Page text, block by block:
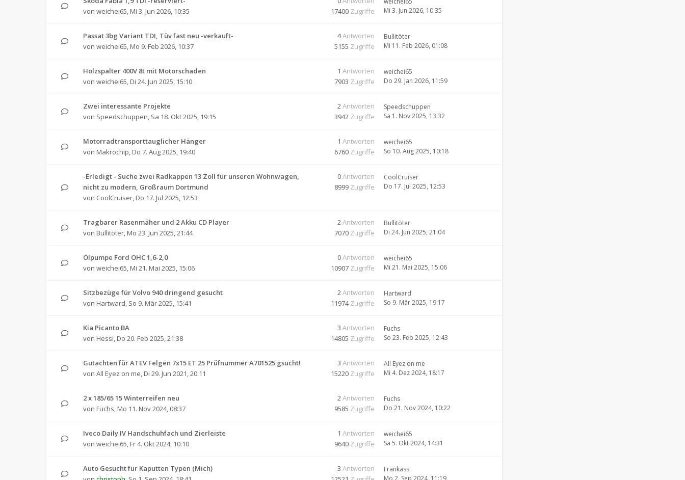
von weichei65, Mi 3. Jun 2026, 10:35
17400 Zugriffe
Mi 3. Jun 2026, 10:35
Passat 3bg Variant TDI, Tüv fast neu -verkauft-
von weichei65, Mo 9. Feb 2026, 10:37
4Antworten
5155 Zugriffe
Bullitöter
Mi 11. Feb 2026, 01:08
Holzspalter 400V 8t mit Motorschaden
von weichei65, Di 24. Jun 2025, 15:10
1 Antworten
7903 Zugriffe
weichei65
Do 29. Jan 2026, 11:59
Zwei interessante Projekte
von Speedschuppen, Sa 18. Okt 2025, 19:15
2Antworten
3942 Zugriffe
Speedschuppen
Sa 1. Nov 2025, 13:32
Motorradtransporttauglicher Hänger
von Makrochip, Do 7. Aug 2025, 19:40
1 Antworten
6760 Zugriffe
weichei65
So 10. Aug 2025, 10:18
-Erledigt - Suche zwei Radkappen 13 Zoll für unseren Wohnwagen,
nicht zu modern, Großraum Dortmund
von CoolCruiser, Do 17. Jul 2025, 12:53
0Antworten
8999 Zugriffe
CoolCruiser
Do 17. Jul 2025, 12:53
Tragbarer Rasenmäher und 2 Akku CD Player
von Bullitöter, Mo 23. Jun 2025, 21:44
2Antworten
7070 Zugriffe
Bullitöter
Di 24. Jun 2025, 21:04
Ölpumpe Ford OHC 1,6-2,0
von weichei65, Mi 21. Mai 2025, 15:06
0Antworten
10907 Zugriffe
weichei65
Mi 21. Mai 2025, 15:06
Sitzbezüge für Volvo 940 dringend gesucht
von Hartward, So 9. Mär 2025, 15:41
2Antworten
11974Zugriffe
Hartward
So 9. Mär 2025, 19:17
Kia Picanto BA
von Hessi, Do 20. Feb 2025, 21:38
3 Antworten
14805 Zugriffe
Fuchs
So 23. Feb 2025, 12:43
Gutachten für ATEV Felgen 7x15 ET 25 Prüfnummer A701525 gsucht!
von All Eyez on me, Di 29. Jun 2021, 20:11
3 Antworten
15220 Zugriffe
All Eyez on me
Mi 4. Dez 2024, 18:17
2 x 185/65 15 Winterreifen neu
von Fuchs, Mo 11. Nov 2024, 08:37
2Antworten
9585 Zugriffe
Fuchs
Do 21. Nov 2024, 10:22
Iveco Daily IV Handschuhfach und Zierleiste
von weichei65, Fr 4. Okt 2024, 10:10
1 Antworten
9640 Zugriffe
weichei65
Sa 5. Okt 2024, 14:31
Auto Gesucht für Kaputten Typen (Mich)
3 Antworten
Frankass
Mo 2. Sep 2024, 11:19